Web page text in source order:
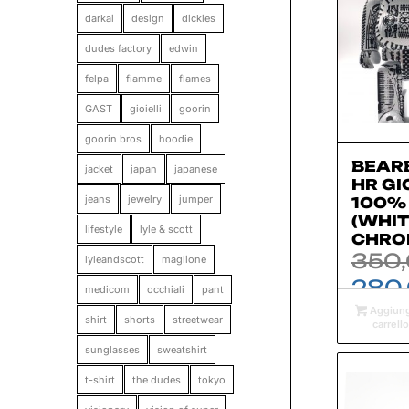
HR
100%
carrello
darkai design dickies
dudes factory edwin
felpa fiamme flames
GAST gioielli goorin
goorin bros hoodie
jacket japan japanese
jeans jewelry jumper
lifestyle lyle & scott
lyleandscott maglione
medicom occhiali pant
shirt shorts streetwear
sunglasses sweatshirt
t-shirt the dudes tokyo